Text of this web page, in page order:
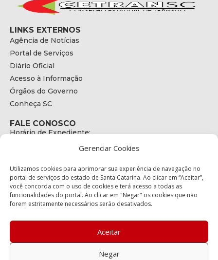
Gerenciar Cookies
Utilizamos cookies para aprimorar sua experiência de navegação no
portal de serviços do estado de Santa Catarina. Ao clicar em “Aceitar”,
você concorda com o uso de cookies e terá acesso a todas as
funcionalidades do portal. Ao clicar em "Negar" os cookies que não
forem estritamente necessários serão desativados.
Aceitar
Negar
LINKS EXTERNOS
Agência de Notícias
Portal de Serviços
Diário Oficial
Acesso à Informação
Órgãos do Governo
Conheça SC
FALE CONOSCO
Horário de Expediente:
E-mail:
secretariaexecutiva@cetran.sc.gov.br
ENDEREÇO
Endereço:
Bairro:
Coqueiros, Florianópolis SC
88.080-160